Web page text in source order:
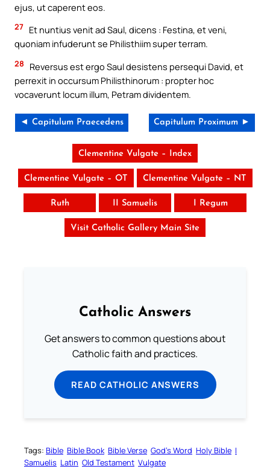
ejus, ut caperent eos.
27 Et nuntius venit ad Saul, dicens : Festina, et veni,
quoniam infuderunt se Philisthiim super terram.
28
Reversus est ergo Saul desistens persequi David, et
perrexit in occursum Philisthinorum : propter hoc
vocaverunt locum illum, Petram dividentem.
◄ Capitulum Praecedens Capitulum Proximum ►
Clementine Vulgate – Index
Clementine Vulgate – OT Clementine Vulgate – NT
Ruth II Samuelis I Regum
Visit Catholic Gallery Main Site
Catholic Answers
Get answers to common questions about
Catholic faith and practices.
READ CATHOLIC ANSWERS
Tags: Bible Bible Book Bible Verse God’s Word Holy Bible I
Samuelis Latin Old Testament Vulgate